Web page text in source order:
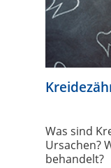
Was sind
Ursachen?
behandelt?